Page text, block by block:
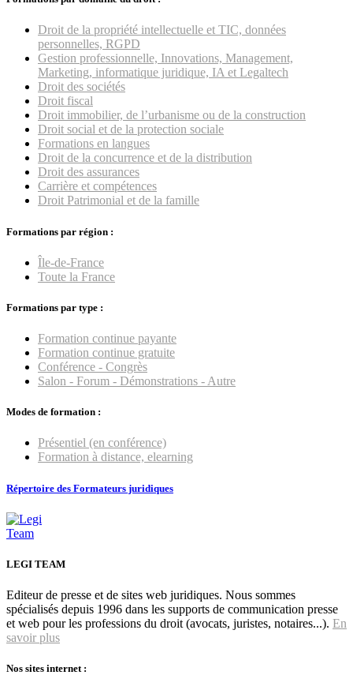
Droit de la propriété intellectuelle et TIC, données
personnelles, RGPD
Gestion professionnelle, Innovations, Management,
Marketing, informatique juridique, IA et Legaltech
Droit des sociétés
Droit fiscal
Droit immobilier, de l’urbanisme ou de la construction
Droit social et de la protection sociale
Formations en langues
Droit de la concurrence et de la distribution
Droit des assurances
Carrière et compétences
Droit Patrimonial et de la famille
Formations par région :
Île-de-France
Toute la France
Formations par type :
Formation continue payante
Formation continue gratuite
Conférence - Congrès
Salon - Forum - Démonstrations - Autre
Modes de formation :
Présentiel (en conférence)
Formation à distance, elearning
Répertoire des Formateurs juridiques
LEGI TEAM
Editeur de presse et de sites web juridiques. Nous sommes
spécialisés depuis 1996 dans les supports de communication presse
et web pour les professions du droit (avocats, juristes, notaires...). En
savoir plus
Nos sites internet :